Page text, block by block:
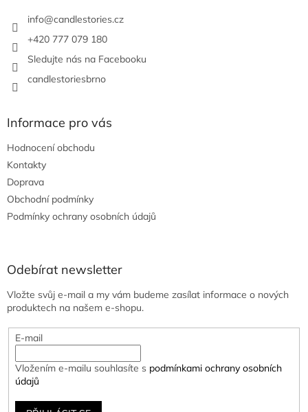
info@candlestories.cz
+420 777 079 180
Sledujte nás na Facebooku
candlestoriesbrno
Informace pro vás
Hodnocení obchodu
Kontakty
Doprava
Obchodní podmínky
Podmínky ochrany osobních údajů
Odebírat newsletter
Vložte svůj e-mail a my vám budeme zasílat informace o nových
produktech na našem e-shopu.
E-mail
Vložením e-mailu souhlasíte s podmínkami ochrany osobních
údajů